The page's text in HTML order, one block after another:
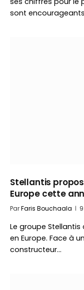
sont
Stellantis
Europe cette
ParFaris Bouchaala
Le groupe Stellantis
en Europe. Face à
constructeur…